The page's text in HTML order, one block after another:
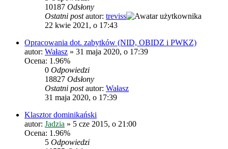
10187 Odsłony
Ostatni postautor: treviss
22 kwie 2021, o 17:43
Opracowania dot. zabytków (NID, OBIDZ i PWKZ)
autor: Wałasz » 31 maja 2020, o 17:39
Ocena: 1.96%
0 Odpowiedzi
18827 Odsłony
Ostatni postautor: Wałasz
31 maja 2020, o 17:39
Klasztor dominikański
autor: Jadzia » 5 cze 2015, o 21:00
Ocena: 1.96%
5 Odpowiedzi